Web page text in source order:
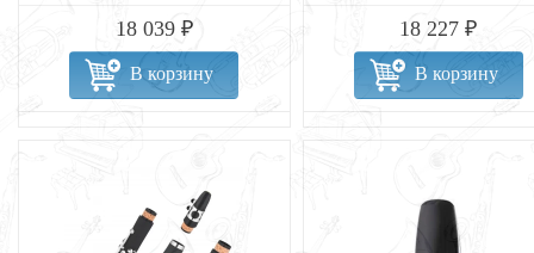
18 039 ₽
В корзину
18 227 ₽
В корзину